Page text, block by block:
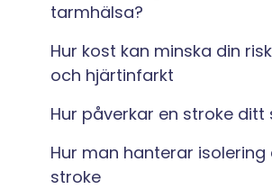
tarmhälsa?
Hur kost kan minska din
och hjärtinfarkt
Hur påverkar en stroke ditt
Hur man hanterar isolering
stroke